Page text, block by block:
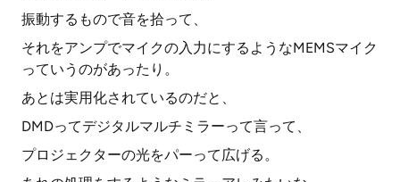
振動するもので音を拾って、
それをアンプでマイクの入力にするようなMEMSマイク
っていうのがあったり。
あとは実用化されているのだと、
DMDってデジタルマルチミラーって言って、
プロジェクターの光をパーって広げる。